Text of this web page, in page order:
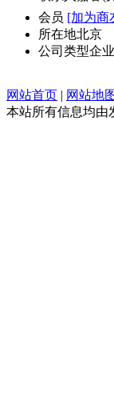
会员 [加为商
所在地北京
公司类型企
网站首页 | 网站地
本站所有信息均由